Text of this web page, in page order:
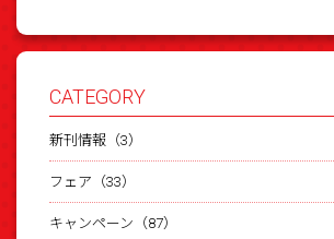
CATEGORY
新刊情報（3）
フェア（33）
キャンペーン（87）